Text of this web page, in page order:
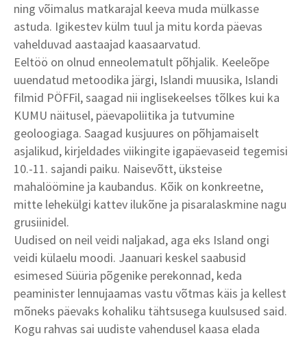
ning võimalus matkarajal keeva muda mülkasse
astuda. Igikestev külm tuul ja mitu korda päevas
vahelduvad aastaajad kaasaarvatud.
Eeltöö on olnud enneolematult põhjalik. Keeleõpe
uuendatud metoodika järgi, Islandi muusika, Islandi
filmid PÖFFil, saagad nii inglisekeelses tõlkes kui ka
KUMU näitusel, päevapoliitika ja tutvumine
geoloogiaga. Saagad kusjuures on põhjamaiselt
asjalikud, kirjeldades viikingite igapäevaseid tegemisi
10.-11. sajandi paiku. Naisevõtt, üksteise
mahalöömine ja kaubandus. Kõik on konkreetne,
mitte lehekülgi kattev ilukõne ja pisaralaskmine nagu
grusiinidel.
Uudised on neil veidi naljakad, aga eks Island ongi
veidi külaelu moodi. Jaanuari keskel saabusid
esimesed Süüria põgenike perekonnad, keda
peaminister lennujaamas vastu võtmas käis ja kellest
mõneks päevaks kohaliku tähtsusega kuulsused said.
Kogu rahvas sai uudiste vahendusel kaasa elada